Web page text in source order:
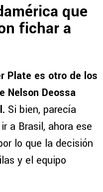
que
fichar a
Plate es otro de los
Nelson Deossa
Si bien, parecía
a Brasil, ahora ese
lo que la decisión
y el equipo